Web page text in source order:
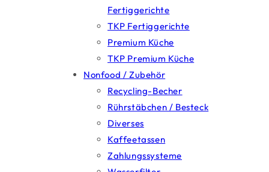
Fertiggerichte
TKP Fertiggerichte
Premium Küche
TKP Premium Küche
Nonfood / Zubehör
Recycling-Becher
Rührstäbchen / Besteck
Diverses
Kaffeetassen
Zahlungssysteme